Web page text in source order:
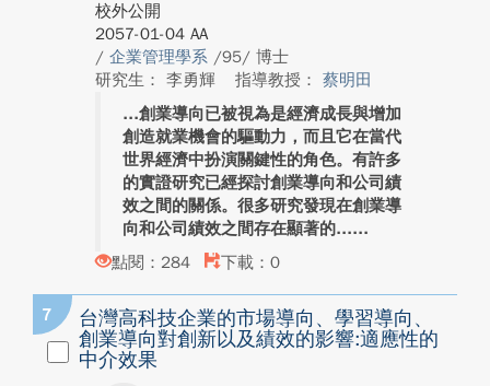
校外公開
2057-01-04 AA
/ 企業管理學系 /95/ 博士
研究生： 李勇輝
指導教授： 蔡明田
創業導向已被視為是經濟成長與增加
創造就業機會的驅動力，而且它在當代
世界經濟中扮演關鍵性的角色。有許多
的實證研究已經探討創業導向和公司績
效之間的關係。很多研究發現在創業導
向和公司績效之間存在顯著的...
點閱：284
下載：0
7
台灣高科技企業的市場導向、學習導向、
創業導向對創新以及績效的影響:適應性的
中介效果